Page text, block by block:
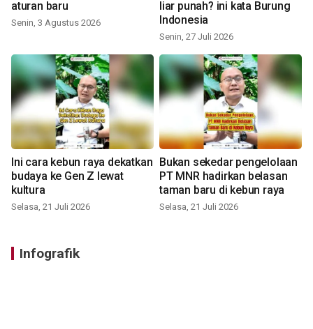
aturan baru
Senin, 3 Agustus 2026
liar punah? ini kata Burung
Indonesia
Senin, 27 Juli 2026
Ini cara kebun raya dekatkan
budaya ke Gen Z lewat
kultura
Selasa, 21 Juli 2026
Bukan sekedar pengelolaan
PT MNR hadirkan belasan
taman baru di kebun raya
Selasa, 21 Juli 2026
Infografik